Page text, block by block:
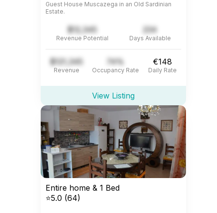
Guest House Muscazega in an Old Sardinian
Estate.
$12,345
Revenue Potential
234
Days Available
$121,345
Revenue
74%
Occupancy Rate
€148
Daily Rate
View Listing
Entire home & 1 Bed
⭐5.0 (64)